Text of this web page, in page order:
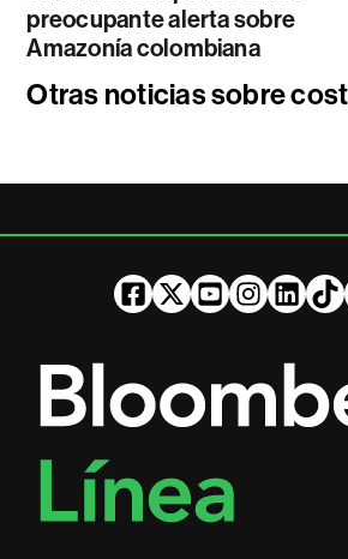
preocupante alerta sobre
Amazonía colombiana
Otras noticias sobre